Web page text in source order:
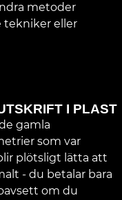
metoder
tekniker eller
I PLAST
gamla
som var
plötsligt lätta att
- du betalar bara
om du